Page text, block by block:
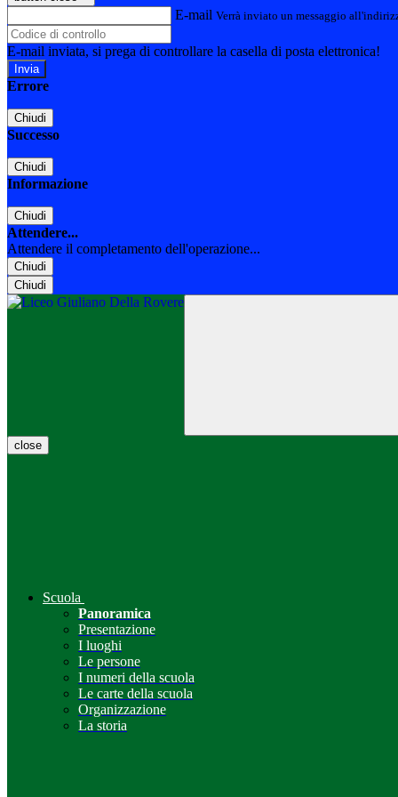
E-mail Verrà inviato un messaggio
E-mail inviata, si prega di controllare la casella di posta elettronica!
Errore
Chiudi
Successo
Chiudi
Informazione
Chiudi
Attendere...
Attendere il completamento dell'operazione...
Chiudi
Chiudi
close
Scuola
Panoramica
Presentazione
I luoghi
Le persone
I numeri della scuola
Le carte della scuola
Organizzazione
La storia